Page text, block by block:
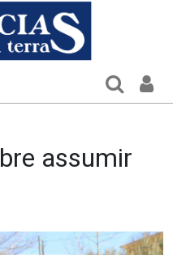
assumir